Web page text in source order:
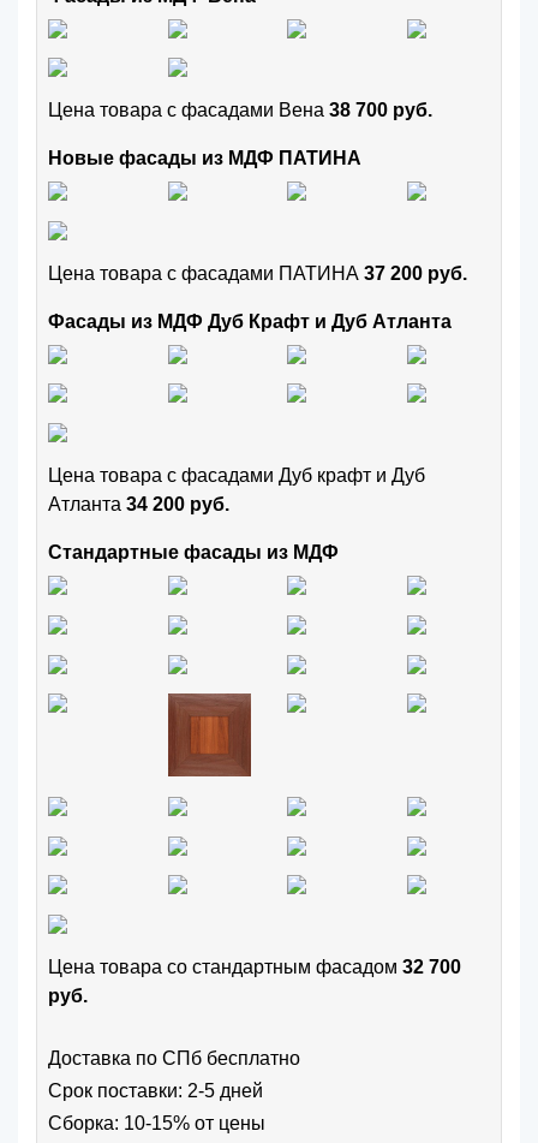
Цена товара с фасадами Вена 38 700 руб.
Новые фасады из МДФ ПАТИНА
Цена товара с фасадами ПАТИНА 37 200 руб.
Фасады из МДФ Дуб Крафт и Дуб Атланта
Цена товара с фасадами Дуб крафт и Дуб
Атланта 34 200 руб.
Стандартные фасады из МДФ
Цена товара cо стандартным фасадом 32 700
руб.
Доставка по СПб бесплатно
Срок поставки: 2-5 дней
Сборка: 10-15% от цены